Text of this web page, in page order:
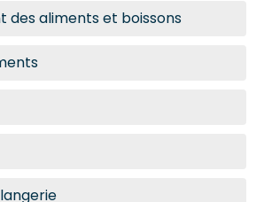
des aliments et boissons